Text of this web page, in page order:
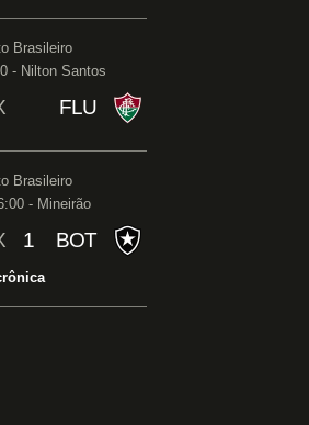
Brasileiro
- Nilton Santos
FLU
Brasileiro
- Mineirão
1 BOT